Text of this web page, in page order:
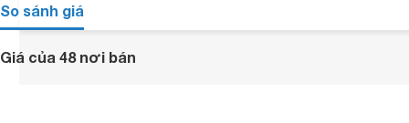
So sánh giá
Giá của 48 nơi bán